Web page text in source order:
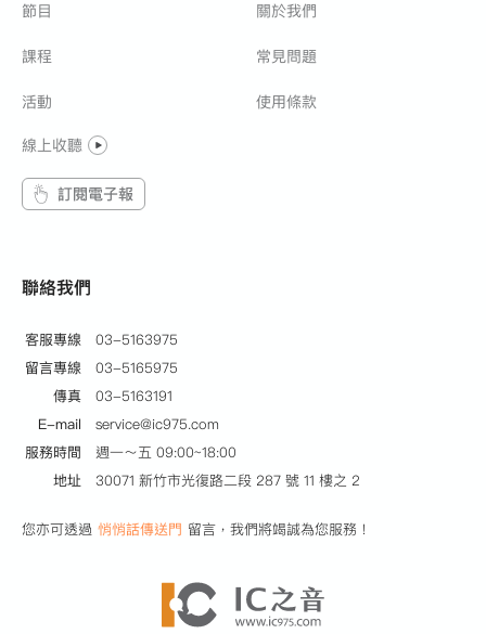
節目
課程
活動
線上收聽
訂閱電子報
關於我們
常見問題
使用條款
聯絡我們
客服專線
03-5163975
留言專線
03-5165975
傳真
03-5163191
E-mail
service@ic975.com
服務時間
週一～五 09:00~18:00
地址
30071 新竹市光復路二段 287 號 11 樓之 2
您亦可透過 悄悄話傳送門 留言，我們將竭誠為您服務！